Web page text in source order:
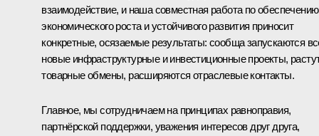
взаимодействие, и наша совместная работа по обеспечению
экономического роста и устойчивого развития приносит
конкретные, осязаемые результаты: сообща запускаются
новые инфраструктурные и инвестиционные проекты,
товарные обмены, расширяются отраслевые контакты.
Главное, мы сотрудничаем на принципах равноправия,
партнёрской поддержки, уважения интересов друг друга,